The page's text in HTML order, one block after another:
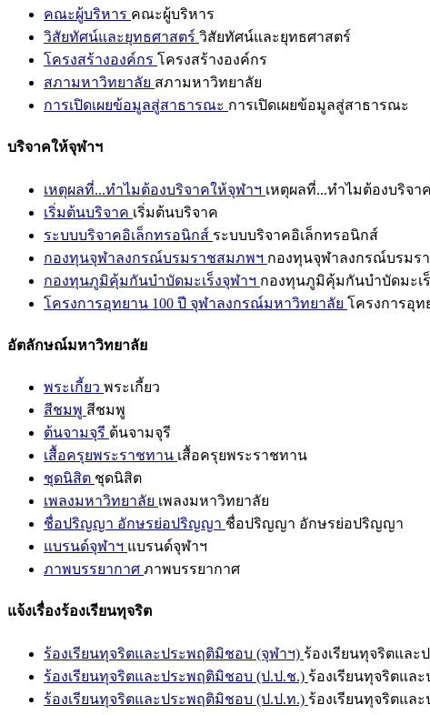
คณะผู้บริหาร คณะผู้บริหาร
วิสัยทัศน์และยุทธศาสตร์ วิสัยทัศน์และยุทธศาสตร์
โครงสร้างองค์กร โครงสร้างองค์กร
สภามหาวิทยาลัย สภามหาวิทยาลัย
การเปิดเผยข้อมูลสู่สาธารณะ การเปิดเผยข้อมูลสู่สาธารณะ
บริจาคให้จุฬาฯ
เหตุผลที่...ทำไมต้องบริจาคให้จุฬาฯ เหตุผลที่...ทำไมต้องบริจา
เริ่มต้นบริจาค เริ่มต้นบริจาค
ระบบบริจาคอิเล็กทรอนิกส์ ระบบบริจาคอิเล็กทรอนิกส์
กองทุนจุฬาลงกรณ์บรมราชสมภพฯ กองทุนจุฬาลงกรณ์บรมร
กองทุนภูมิคุ้มกันบำบัดมะเร็งจุฬาฯ กองทุนภูมิคุ้มกันบำบัดมะเ
โครงการอุทยาน 100 ปี จุฬาลงกรณ์มหาวิทยาลัย โครงการอุท
อัตลักษณ์มหาวิทยาลัย
พระเกี้ยว พระเกี้ยว
สีชมพู สีชมพู
ต้นจามจุรี ต้นจามจุรี
เสื้อครุยพระราชทาน เสื้อครุยพระราชทาน
ชุดนิสิต ชุดนิสิต
เพลงมหาวิทยาลัย เพลงมหาวิทยาลัย
ชื่อปริญญา อักษรย่อปริญญา ชื่อปริญญา อักษรย่อปริญญา
แบรนด์จุฬาฯ แบรนด์จุฬาฯ
ภาพบรรยากาศ ภาพบรรยากาศ
แจ้งเรื่องร้องเรียนทุจริต
ร้องเรียนทุจริตและประพฤติมิชอบ (จุฬาฯ) ร้องเรียนทุจริตแล
ร้องเรียนทุจริตและประพฤติมิชอบ (ป.ป.ช.) ร้องเรียนทุจริตแล
ร้องเรียนทุจริตและประพฤติมิชอบ (ป.ป.ท.) ร้องเรียนทุจริตแล